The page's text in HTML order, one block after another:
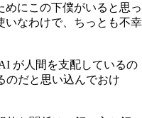
めにこの下僕がいると思っ
いなわけで、ちっとも不幸
が人間を支配しているの
のだと思い込んでおけ